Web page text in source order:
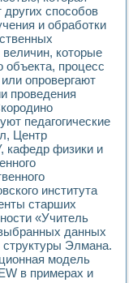
исследований на базе
для исследова¬ния
переходных процессов
переходных
швов на базе
систем
стенды
стенда по измерению
комплексы для
нелинейных
в процесе
WORKBENCH-
«Цифровые
на основе LabVIEW
теории коммутации
для создания
течения в
других способов
и обработки
которые
объекта, процесс
опровергают
проведения
педагогические
Центр
кафедр физики и
института
старших
«Учитель
данных
Элмана.
модель
в примерах и